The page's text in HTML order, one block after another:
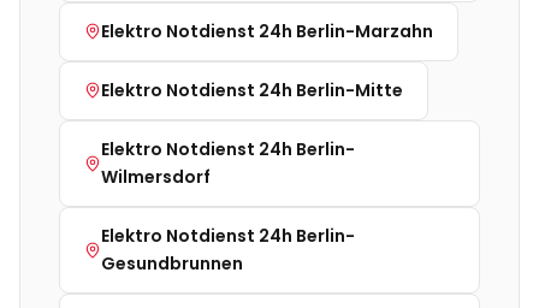
Elektro Notdienst 24h Berlin-Marzahn
Elektro Notdienst 24h Berlin-Mitte
Elektro Notdienst 24h Berlin-
Wilmersdorf
Elektro Notdienst 24h Berlin-
Gesundbrunnen